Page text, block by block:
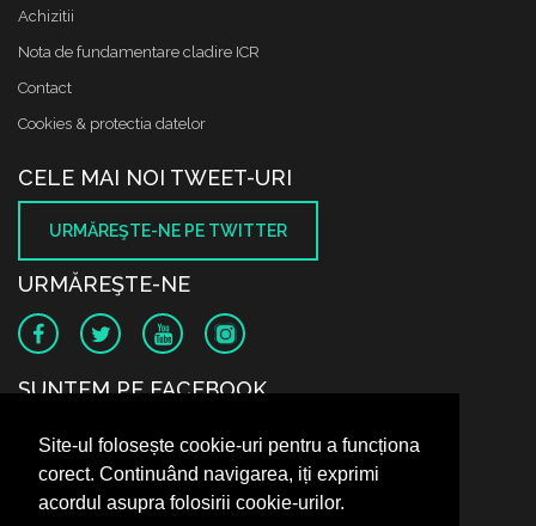
Site-ul folosește cookie-uri pentru a funcționa
corect. Continuând navigarea, iți exprimi
acordul asupra folosirii cookie-urilor.
Achizitii
Nota de fundamentare cladire ICR
Contact
Cookies & protectia datelor
CELE MAI NOI TWEET-URI
URMĂREŞTE-NE PE TWITTER
URMĂREŞTE-NE
SUNTEM PE FACEBOOK